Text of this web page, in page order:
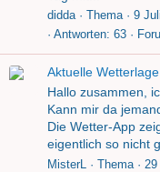
didda Thema 9
Antworten: 63
Aktuelle
Hallo zusammen,
Kann mir da
Die Wetter-App
eigentlich so nicht
MisterL Thema